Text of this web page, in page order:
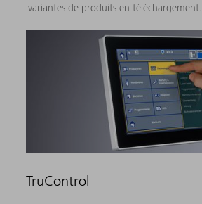
variantes de produits en téléchargement.
TruControl